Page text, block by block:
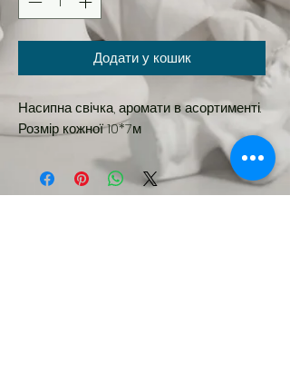
Додати у кошик
Насипна свічка, аромати в асортименті.
Розмір кожної 10*7м